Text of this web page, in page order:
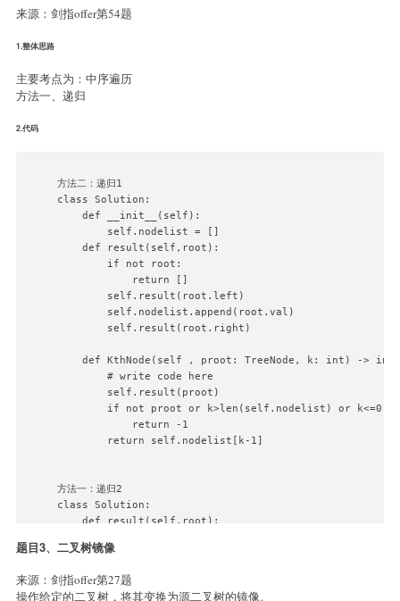
            num +=1
来源：剑指offer第54题
1.整体思路
主要考点为：中序遍历
方法一、递归
2.代码
方法二：递归1
class Solution:
    def __init__(self):
        self.nodelist = []
    def result(self,root):
        if not root:
            return []
        self.result(root.left)
        self.nodelist.append(root.val)
        self.result(root.right)
    def KthNode(self , proot: TreeNode, k: int) -> int:
        # write code here
        self.result(proot)
        if not proot or k>len(self.nodelist) or k<=0:
            return -1
        return self.nodelist[k-1]
方法一：递归2
class Solution:
    def result(self,root):
        # write code here
题目3、二叉树镜像
来源：剑指offer第27题
操作给定的二叉树，将其变换为源二叉树的镜像。